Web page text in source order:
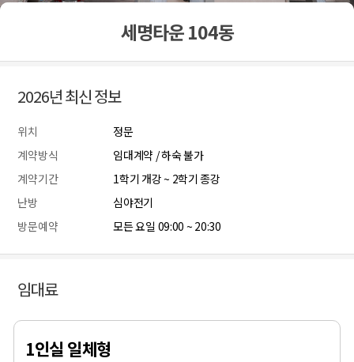
세명타운 104동
2026년 최신 정보
위치
정문
계약방식
임대계약 / 하숙 불가
계약기간
1학기 개강 ~ 2학기 종강
난방
심야전기
방문예약
모든 요일 09:00 ~ 20:30
임대료
1인실 일체형